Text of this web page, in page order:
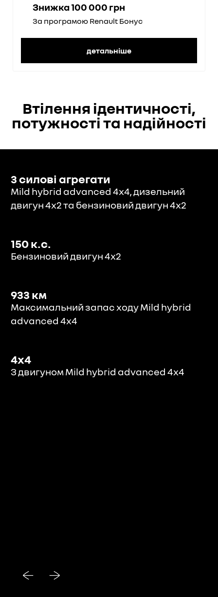
Знижка 100 000 грн
За програмою Renault Бонус
детальніше
Втілення ідентичності,
потужності та надійності
3 силові агрегати
Mild hybrid advanced 4x4, дизельний
двигун 4х2 та бензиновий двигун 4х2
150 к.с.
Бензиновий двигун 4х2
933 км
Максимальний запас ходу Mild hybrid
advanced 4x4
4x4
З двигуном Mild hybrid advanced 4x4